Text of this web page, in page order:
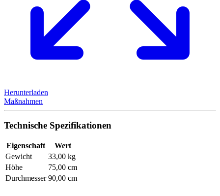
Herunterladen
Maßnahmen
Technische Spezifikationen
Eigenschaft
Wert
Gewicht
33,00 kg
Höhe
75,00 cm
Durchmesser 90,00 cm